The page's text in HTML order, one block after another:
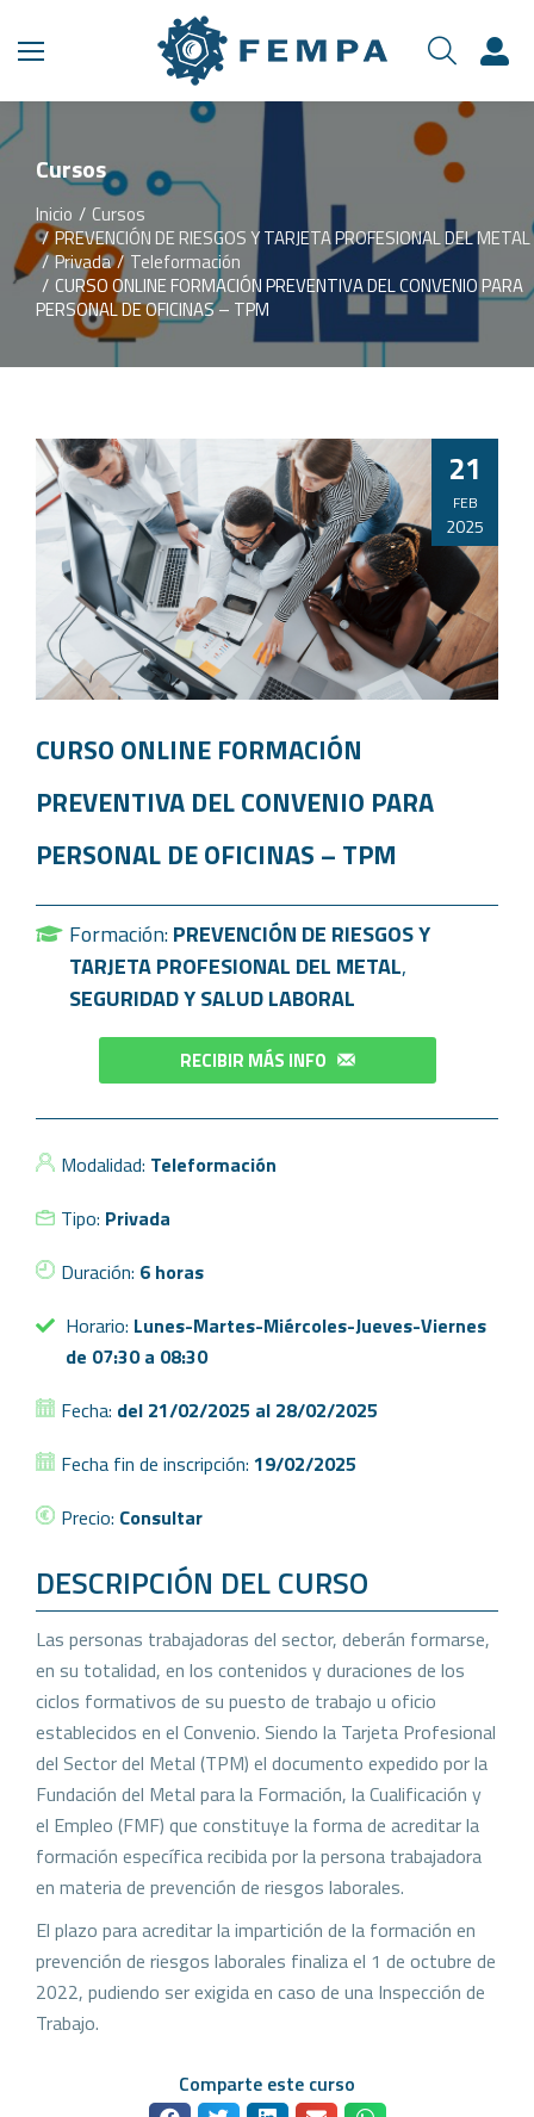
Cursos
Estás aquí:
Inicio
Cursos
PREVENCIÓN DE RIESGOS Y TARJETA PROFESIONAL DEL METAL
Privada
Teleformación
CURSO ONLINE FORMACIÓN PREVENTIVA DEL CONVENIO PARA
PERSONAL DE OFICINAS – TPM
FEB
21
2025
CURSO ONLINE FORMACIÓN
PREVENTIVA DEL CONVENIO PARA
PERSONAL DE OFICINAS – TPM
Formación:PREVENCIÓN DE RIESGOS Y
TARJETA PROFESIONAL DEL METAL,
SEGURIDAD Y SALUD LABORAL
RECIBIR MÁS INFO
Modalidad: Teleformación
Tipo: Privada
Duración: 6 horas
Horario: Lunes-Martes-Miércoles-Jueves-Viernes
de 07:30 a 08:30
Fecha: del 21/02/2025 al 28/02/2025
Fecha fin de inscripción: 19/02/2025
Precio: Consultar
DESCRIPCIÓN DEL CURSO
Las personas trabajadoras del sector, deberán formarse,
en su totalidad, en los contenidos y duraciones de los
ciclos formativos de su puesto de trabajo u oficio
establecidos en el Convenio. Siendo la Tarjeta Profesional
del Sector del Metal (TPM) el documento expedido por la
Fundación del Metal para la Formación, la Cualificación y
el Empleo (FMF) que constituye la forma de acreditar la
formación específica recibida por la persona trabajadora
en materia de prevención de riesgos laborales.
El plazo para acreditar la impartición de la formación en
prevención de riesgos laborales finaliza el 1 de octubre de
2022, pudiendo ser exigida en caso de una Inspección de
Trabajo.
Comparte este curso